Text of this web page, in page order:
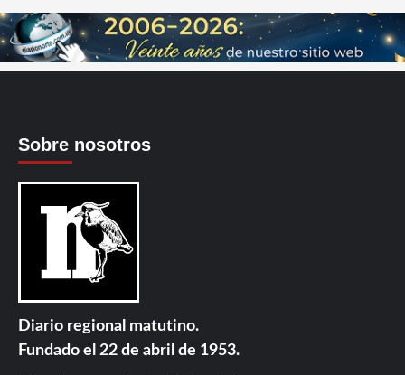
Sobre nosotros
Diario regional matutino.
Fundado el 22 de abril de 1953.